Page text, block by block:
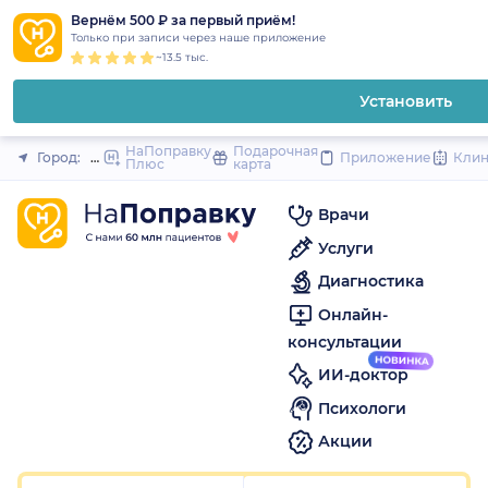
Вернём 500 ₽ за первый приём!
Только при записи через наше приложение
~13.5 тыс.
Установить
Закрыть
Город: Нижний Новгород
НаПоправку
Плюс
Подарочная
карта
Приложение
Врачи
Услуги
Диагностика
Онлайн-
консультации
ИИ-доктор
Психологи
Акции